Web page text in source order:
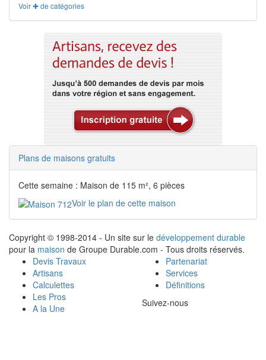
Voir ✚ de catégories
Plans de maisons gratuits
Cette semaine : Maison de 115 m², 6 pièces
Voir le plan de cette maison
Copyright © 1998-2014 - Un site sur le développement durable
pour la maison de Groupe Durable.com - Tous droits réservés.
Devis Travaux
Artisans
Calculettes
Les Pros
A la Une
Partenariat
Services
Définitions
Suivez-nous